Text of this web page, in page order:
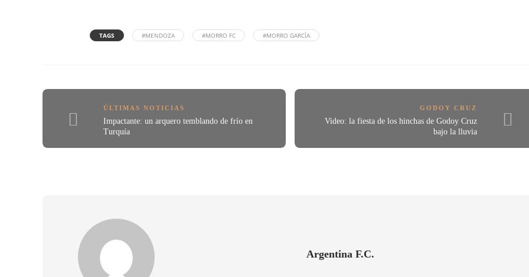
TAGS #MENDOZA #MORRO FC #MORRO GARCÍA
ÚLTIMAS NOTICIAS
Impactante: un arquero temblando de frío en
Turquía
GODOY CRUZ
Video: la fiesta de los hinchas de Godoy Cruz
bajo la lluvia
Argentina F.C.